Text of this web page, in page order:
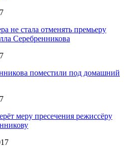
не стала отменять премьеру
Серебренникова
поместили под домашний
меру пресечения режиссёру